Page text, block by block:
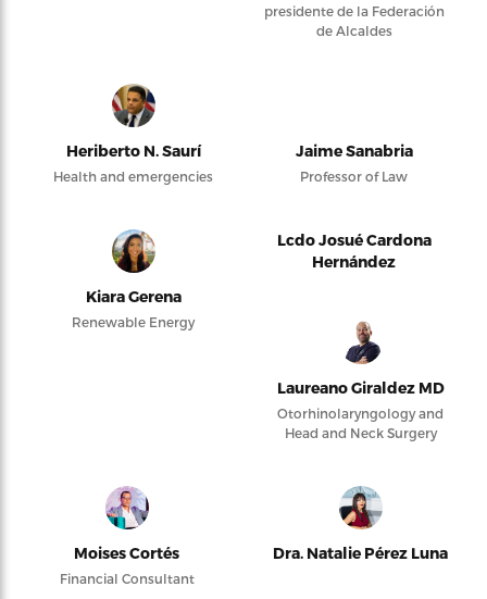
presidente de la Federación
de Alcaldes
Heriberto N. Saurí
Health and emergencies
Jaime Sanabria
Professor of Law
Kiara Gerena
Renewable Energy
Lcdo Josué Cardona
Hernández
Laureano Giraldez MD
Otorhinolaryngology and
Head and Neck Surgery
Moises Cortés
Financial Consultant
Dra. Natalie Pérez Luna